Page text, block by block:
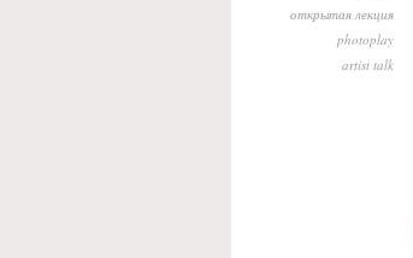
открытая лекция
photoplay
artist talk